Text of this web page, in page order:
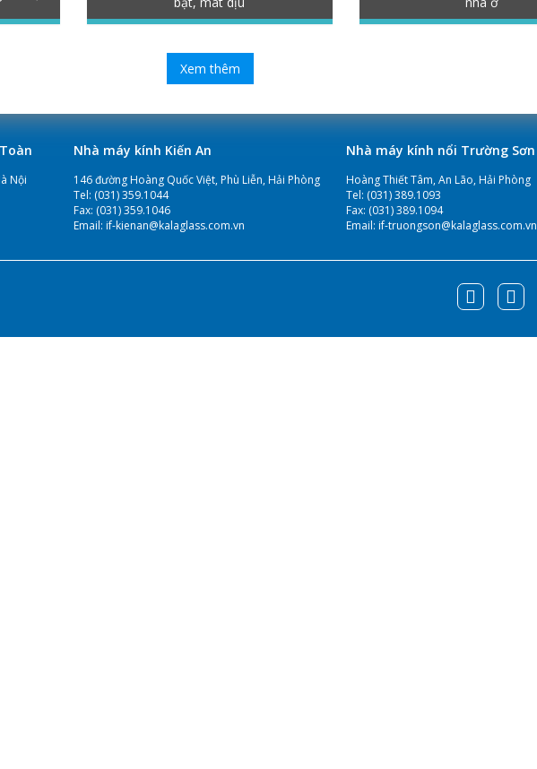
Xem thêm
Nội
Nhà máy kính Kiến An
146 đường Hoàng Quốc Việt, Phù Liễn, Hải Phòng
Tel: (031) 359.1044
Fax: (031) 359.1046
Email:if-kienan@kalaglass.com.vn
Nhà máy kính nổi Trường Sơn
Hoàng Thiết Tâm, An Lão, Hải Phòng
Tel: (031) 389.1093
Fax: (031) 389.1094
Email: if-truongson@kalaglass.com.vn